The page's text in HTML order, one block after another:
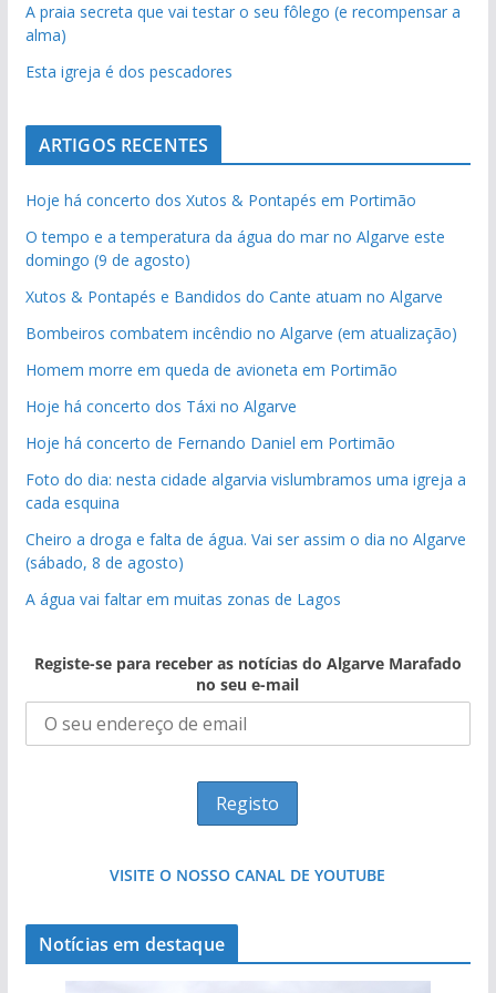
A praia secreta que vai testar o seu fôlego (e recompensar a
alma)
Esta igreja é dos pescadores
ARTIGOS RECENTES
Hoje há concerto dos Xutos & Pontapés em Portimão
O tempo e a temperatura da água do mar no Algarve este
domingo (9 de agosto)
Xutos & Pontapés e Bandidos do Cante atuam no Algarve
Bombeiros combatem incêndio no Algarve (em atualização)
Homem morre em queda de avioneta em Portimão
Hoje há concerto dos Táxi no Algarve
Hoje há concerto de Fernando Daniel em Portimão
Foto do dia: nesta cidade algarvia vislumbramos uma igreja a
cada esquina
Cheiro a droga e falta de água. Vai ser assim o dia no Algarve
(sábado, 8 de agosto)
A água vai faltar em muitas zonas de Lagos
Registe-se para receber as notícias do Algarve Marafado
no seu e-mail
VISITE O NOSSO CANAL DE YOUTUBE
Notícias em destaque